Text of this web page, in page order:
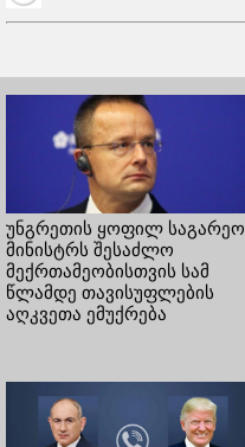
უნგრეთის ყოფილ საგარეო
მინისტრს შესაძლო
მექრთამეობისთვის სამ
წლამდე თავისუფლების
აღკვეთა ემუქრება